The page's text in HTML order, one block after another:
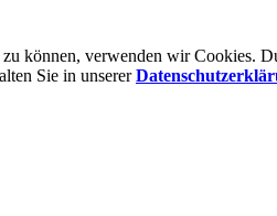
können, verwenden wir Cookies.
Sie in unserer